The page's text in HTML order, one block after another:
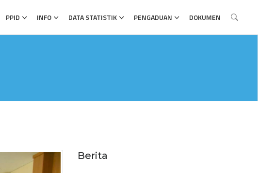
PPID INFO DATA STATISTIK PENGADUAN DOKUMEN
Berita